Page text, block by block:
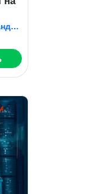
Шарлотта Брандиш